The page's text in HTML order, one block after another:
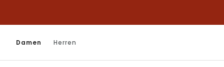
Damen Herren